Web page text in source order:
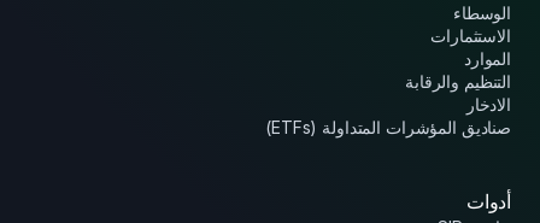
الوسطاء
الاستثمارات
الموارد
التنظيم والرقابة
الادخار
صناديق المؤشرات المتداولة (ETFs)
أدوات